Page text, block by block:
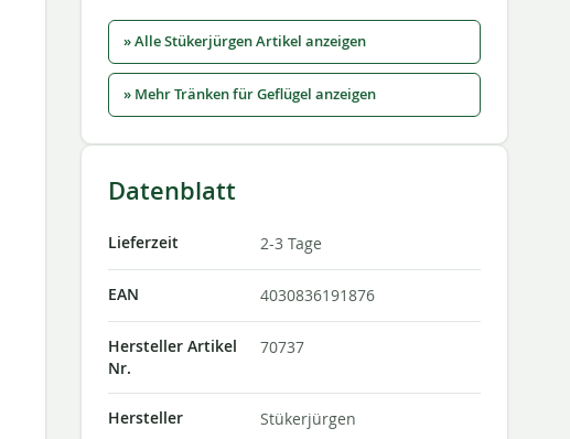
» Alle Stükerjürgen Artikel anzeigen
» Mehr Tränken für Geflügel anzeigen
Datenblatt
Lieferzeit 2-3 Tage
EAN 4030836191876
Hersteller Artikel
Nr.
70737
Hersteller Stükerjürgen